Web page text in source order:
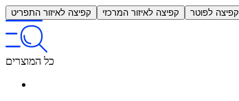
קפיצה לאיזור התפריט קפיצה לאיזור המרכזי קפיצה לפוטר
כל המוצרים